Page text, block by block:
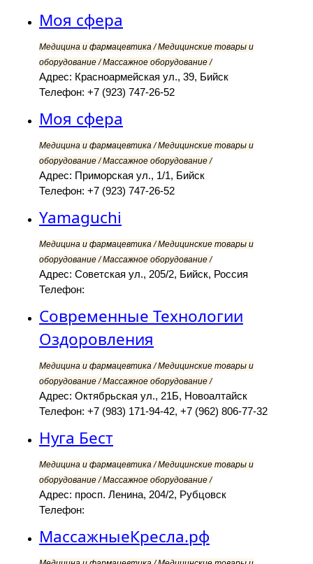
Моя сфера
Медицина и фармацевтика / Медицинские товары и
оборудование / Массажное оборудование /
Адрес: Красноармейская ул., 39, Бийск
Телефон: +7 (923) 747-26-52
Моя сфера
Медицина и фармацевтика / Медицинские товары и
оборудование / Массажное оборудование /
Адрес: Приморская ул., 1/1, Бийск
Телефон: +7 (923) 747-26-52
Yamaguchi
Медицина и фармацевтика / Медицинские товары и
оборудование / Массажное оборудование /
Адрес: Советская ул., 205/2, Бийск, Россия
Телефон:
Современные Технологии
Оздоровления
Медицина и фармацевтика / Медицинские товары и
оборудование / Массажное оборудование /
Адрес: Октябрьская ул., 21Б, Новоалтайск
Телефон: +7 (983) 171-94-42, +7 (962) 806-77-32
Нуга Бест
Медицина и фармацевтика / Медицинские товары и
оборудование / Массажное оборудование /
Адрес: просп. Ленина, 204/2, Рубцовск
Телефон:
МассажныеКресла.рф